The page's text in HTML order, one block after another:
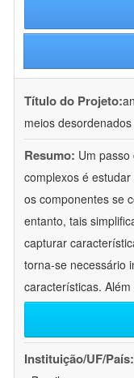
Título do Projeto:
meios desordenados
Resumo: Um
complexos é
os componentes se
entanto, tais
capturar
torna-se necessário
características.
Instituição/UF/País: